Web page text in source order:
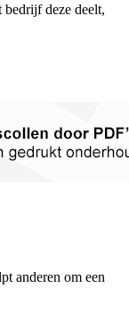
bedrijf deze deelt,
anderen om een